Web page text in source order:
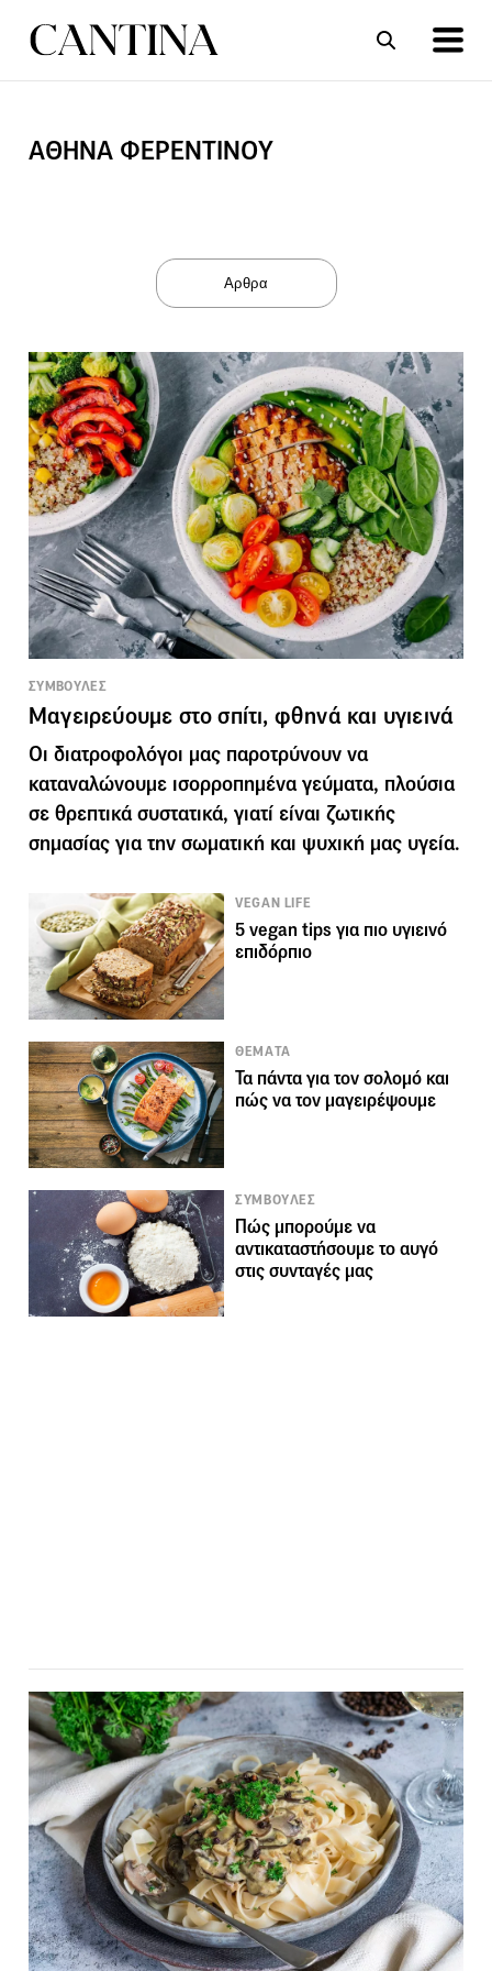
ΣΥΝΤΑΓΕΣ
ΑΘΗΝΑ ΦΕΡΕΝΤΙΝΟΥ
ΣΥΜΒΟΥΛΕΣ
Μαγειρεύουμε στο σπίτι, φθηνά και υγιεινά
Οι διατροφολόγοι μας παροτρύνουν να
καταναλώνουμε ισορροπημένα γεύματα, πλούσια
σε θρεπτικά συστατικά, γιατί είναι ζωτικής
σημασίας για την σωματική και ψυχική μας υγεία.
VEGAN LIFE
5 vegan tips για πιο υγιεινό
επιδόρπιο
ΘΕΜΑΤΑ
Τα πάντα για τον σολομό και
πώς να τον μαγειρέψουμε
ΣΥΜΒΟΥΛΕΣ
Πώς μπορούμε να
αντικαταστήσουμε το αυγό
στις συνταγές μας